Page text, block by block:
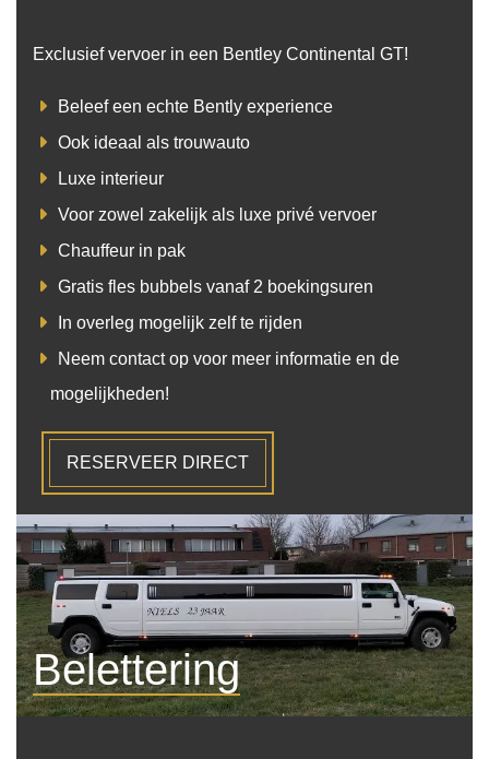
Exclusief vervoer in een Bentley Continental GT!
Beleef een echte Bently experience
Ook ideaal als trouwauto
Luxe interieur
Voor zowel zakelijk als luxe privé vervoer
Chauffeur in pak
Gratis fles bubbels vanaf 2 boekingsuren
In overleg mogelijk zelf te rijden
Neem contact op voor meer informatie en de
mogelijkheden!
RESERVEER DIRECT
Belettering